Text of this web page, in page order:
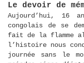
Le devoir de
Aujourd’hui, 16
congolais de se
fait de la flamme
l’histoire nous
journée sans le